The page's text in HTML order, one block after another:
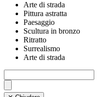
Arte di strada
Pittura astratta
Paesaggio
Scultura in bronzo
Ritratto
Surrealismo
Arte di strada